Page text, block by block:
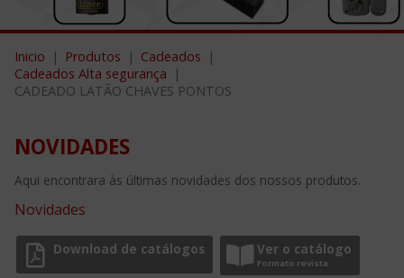
Inicio Produtos
Cadeados
Cadeados Alta segurança
CADEADO LATÃO CHAVES PONTOS
NOVIDADES
Aqui encontrara às últimas novidades dos nossos produtos.
Novidades
Download de catálogos Ver o catálogo
Formato revista